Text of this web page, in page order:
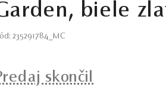
biele
235291784_MC
skončil